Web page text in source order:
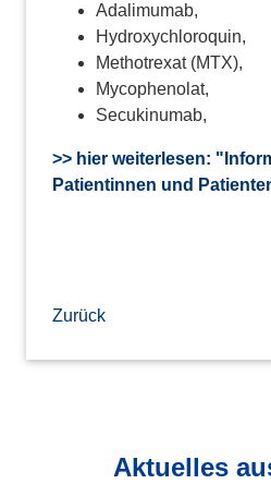
Adalimumab,
Hydroxychloroquin,
Methotrexat (MTX),
Mycophenolat,
Secukinumab,
>> hier weiterlesen:
Patientinnen und
Zurück
Aktuelles